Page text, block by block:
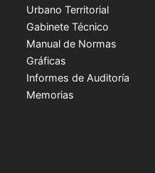
Urbano Territorial
Gabinete Técnico
Manual de Normas
Gráficas
Informes de Auditoría
Memorias